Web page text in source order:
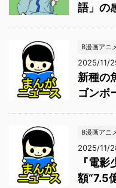
語」の
B漫画アニ
2025/11/
新種の
ゴンボ
B漫画アニ
2025/11/
『電
額“7.5